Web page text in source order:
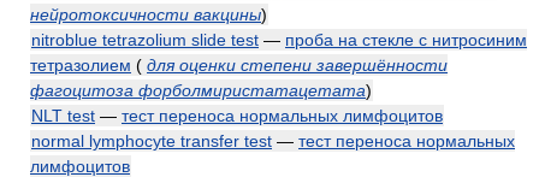
нейротоксичности вакцины)
nitroblue tetrazolium slide test — проба на стекле с нитросиним
тетразолием ( для оценки степени завершённости
фагоцитоза форболмиристатацетата)
NLT test — тест переноса нормальных лимфоцитов
normal lymphocyte transfer test — тест переноса нормальных
лимфоцитов